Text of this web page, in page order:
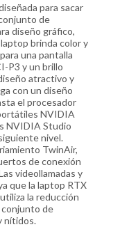
para sacar
de
diseño gráfico,
brinda color y
una pantalla
P3 y un brillo
atractivo y
con un diseño
el procesador
NVIDIA
NVIDIA Studio
nivel.
TwinAir,
de conexión
videollamadas y
que la laptop RTX
la reducción
conjunto de
nítidos.